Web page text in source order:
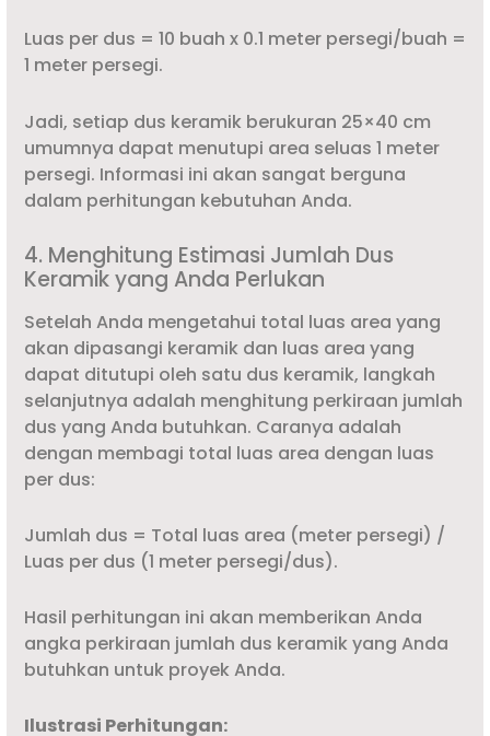
Luas per dus = 10 buah x 0.1 meter persegi/buah =
1 meter persegi.
Jadi, setiap dus keramik berukuran 25×40 cm
umumnya dapat menutupi area seluas 1 meter
persegi. Informasi ini akan sangat berguna
dalam perhitungan kebutuhan Anda.
4. Menghitung Estimasi Jumlah Dus
Keramik yang Anda Perlukan
Setelah Anda mengetahui total luas area yang
akan dipasangi keramik dan luas area yang
dapat ditutupi oleh satu dus keramik, langkah
selanjutnya adalah menghitung perkiraan jumlah
dus yang Anda butuhkan. Caranya adalah
dengan membagi total luas area dengan luas
per dus:
Jumlah dus = Total luas area (meter persegi) /
Luas per dus (1 meter persegi/dus).
Hasil perhitungan ini akan memberikan Anda
angka perkiraan jumlah dus keramik yang Anda
butuhkan untuk proyek Anda.
Ilustrasi Perhitungan: